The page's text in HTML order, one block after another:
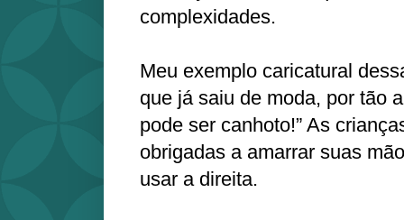
complexidades.
Meu exemplo caricatural
que já saiu de moda, por tão
pode ser canhoto!” As
obrigadas a amarrar suas
usar a direita.